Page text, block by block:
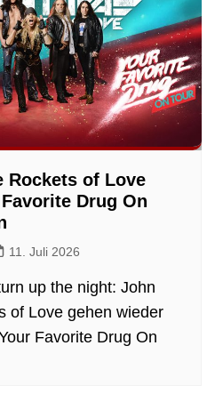
Rockets of Love
Drug On
11. Juli 2026
up the night: John
of Love gehen wieder
Favorite Drug On